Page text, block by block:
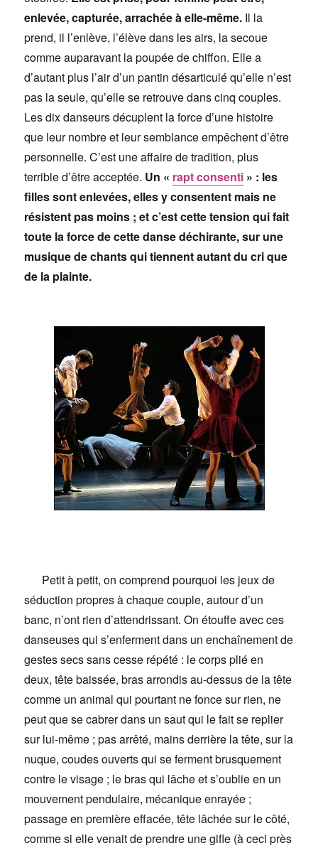
enlevée, capturée, arrachée à elle-même. Il la
prend, il l’enlève, l’élève dans les airs, la secoue
comme auparavant la poupée de chiffon. Elle a
d’autant plus l’air d’un pantin désarticulé qu’elle n’est
pas la seule, qu’elle se retrouve dans cinq couples.
Les dix danseurs décuplent la force d’une histoire
que leur nombre et leur semblance empêchent d’être
personnelle. C’est une affaire de tradition, plus
terrible d’être acceptée. Un « rapt consenti » : les
filles sont enlevées, elles y consentent mais ne
résistent pas moins ; et c’est cette tension qui fait
toute la force de cette danse déchirante, sur une
musique de chants qui tiennent autant du cri que
de la plainte.
Petit à petit, on comprend pourquoi les jeux de
séduction propres à chaque couple, autour d’un
banc, n’ont rien d’attendrissant. On étouffe avec ces
danseuses qui s’enferment dans un enchaînement de
gestes secs sans cesse répété : le corps plié en
deux, tête baissée, bras arrondis au-dessus de la tête
comme un animal qui pourtant ne fonce sur rien, ne
peut que se cabrer dans un saut qui le fait se replier
sur lui-même ; pas arrêté, mains derrière la tête, sur la
nuque, coudes ouverts qui se ferment brusquement
contre le visage ; le bras qui lâche et s’oublie en un
mouvement pendulaire, mécanique enrayée ;
passage en première effacée, tête lâchée sur le côté,
comme si elle venait de prendre une gifle (à ceci près